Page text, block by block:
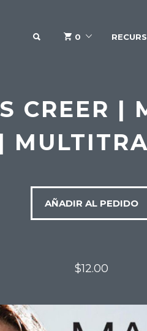
SEARCH0
CREER |
|
AÑADIR AL PEDIDO
$12.00